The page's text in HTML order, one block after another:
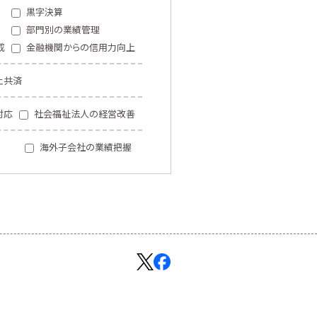
黒字決算
部門別の業績管理
金融機関からの信用力向上
共済
応 社会福祉法人の経営改善
海外子会社の業績把握